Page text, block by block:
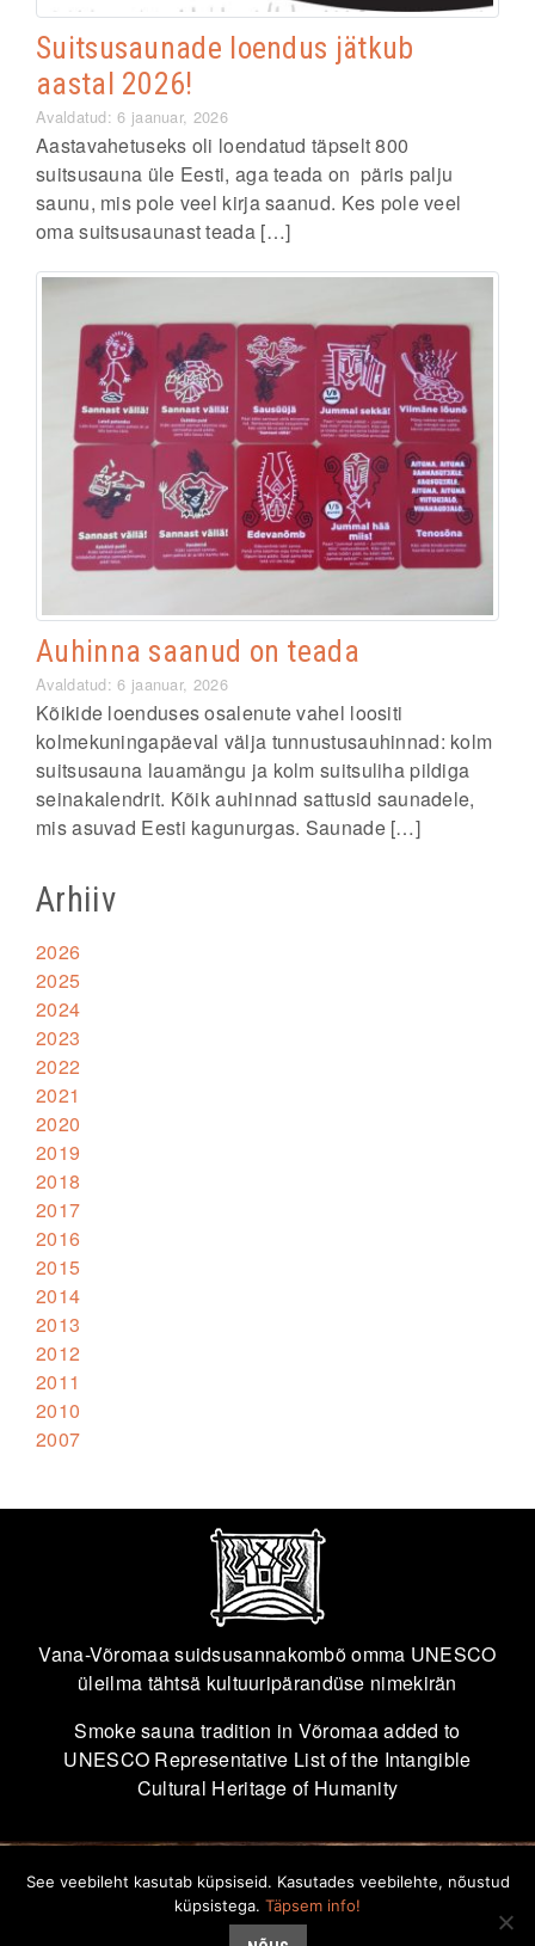
Suitsusaunade loendus jätkub
aastal 2026!
Avaldatud: 6 jaanuar, 2026
Aastavahetuseks oli loendatud täpselt 800
suitsusauna üle Eesti, aga teada on päris palju
saunu, mis pole veel kirja saanud. Kes pole veel
oma suitsusaunast teada […]
Auhinna saanud on teada
Avaldatud: 6 jaanuar, 2026
Kõikide loenduses osalenute vahel loositi
kolmekuningapäeval välja tunnustusauhinnad: kolm
suitsusauna lauamängu ja kolm suitsuliha pildiga
seinakalendrit. Kõik auhinnad sattusid saunadele,
mis asuvad Eesti kagunurgas. Saunade […]
Arhiiv
2026
2025
2024
2023
2022
2021
2020
2019
2018
2017
2016
2015
2014
2013
2012
2011
2010
2007
Vana-Võromaa suidsusannakombõ omma UNESCO
üleilma tähtsä kultuuripärandüse nimekirän
Smoke sauna tradition in Võromaa added to
UNESCO Representative List of the Intangible
Cultural Heritage of Humanity
info@savvusann.ee
See veebileht kasutab küpsiseid. Kasutades veebilehte, nõustud
küpsistega. Täpsem info!